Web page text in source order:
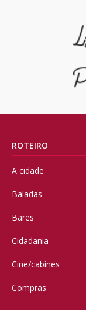
ROTEIRO
A cidade
Baladas
Bares
Cidadania
Cine/cabines
Compras